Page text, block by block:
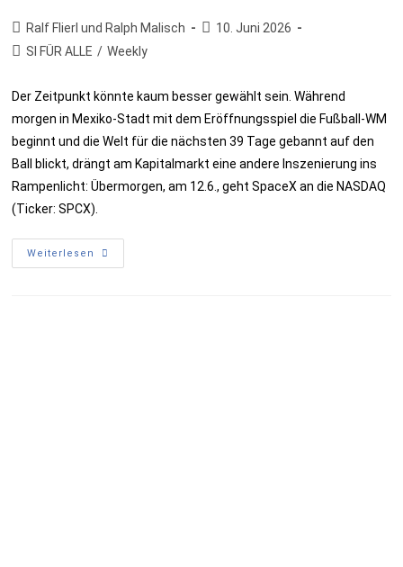
Ralf Flierl und Ralph Malisch
10. Juni 2026
SI FÜR ALLE / Weekly
Der Zeitpunkt könnte kaum besser gewählt sein. Während
morgen in Mexiko-Stadt mit dem Eröffnungsspiel die Fußball-WM
beginnt und die Welt für die nächsten 39 Tage gebannt auf den
Ball blickt, drängt am Kapitalmarkt eine andere Inszenierung ins
Rampenlicht: Übermorgen, am 12.6., geht SpaceX an die NASDAQ
(Ticker: SPCX).
Weiterlesen